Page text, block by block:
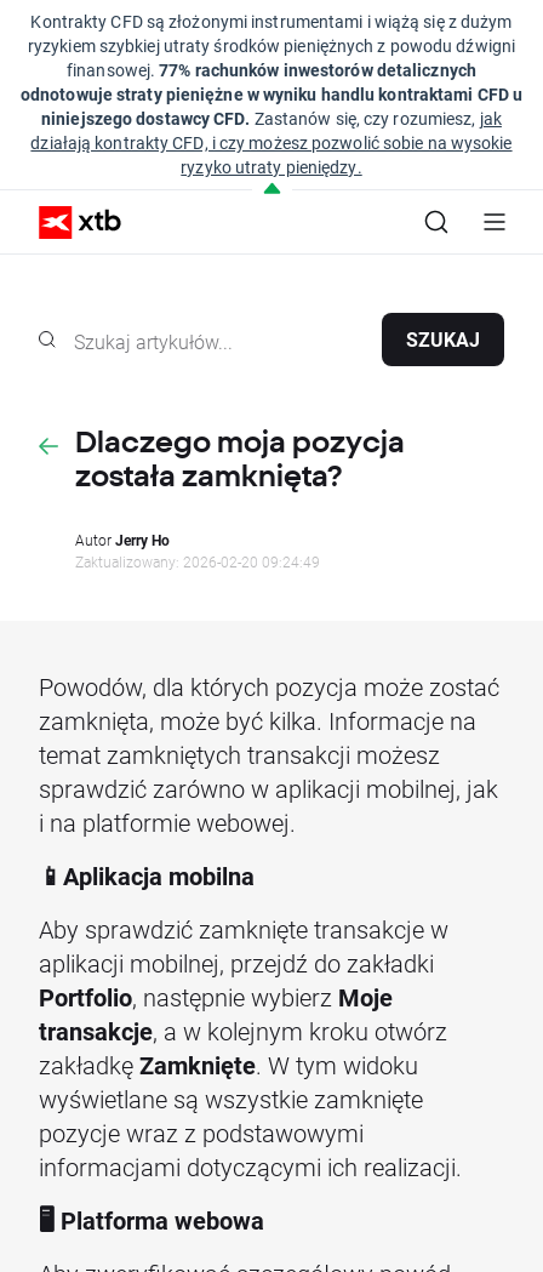
Kontrakty CFD są złożonymi instrumentami i wiążą się z dużym
ryzykiem szybkiej utraty środków pieniężnych z powodu dźwigni
finansowej.77% rachunków inwestorów detalicznych
odnotowuje straty pieniężne w wyniku handlu kontraktami CFD u
niniejszego dostawcy CFD. Zastanów się, czy rozumiesz, jak
działają kontrakty CFD, i czy możesz pozwolić sobie na wysokie
ryzyko utraty pieniędzy.
SZUKAJ
Dlaczego moja pozycja
została zamknięta?
AutorJerry Ho
Zaktualizowany: 2026-02-20 09:24:49
Powodów, dla których pozycja może zostać
zamknięta, może być kilka. Informacje na
temat zamkniętych transakcji możesz
sprawdzić zarówno w aplikacji mobilnej, jak
i na platformie webowej.
📱Aplikacja mobilna
Aby sprawdzić zamknięte transakcje w
aplikacji mobilnej, przejdź do zakładki
Portfolio, następnie wybierz Moje
transakcje, a w kolejnym kroku otwórz
zakładkęZamknięte. W tym widoku
wyświetlane są wszystkie zamknięte
pozycje wraz z podstawowymi
informacjami dotyczącymi ich realizacji.
🖥️ Platforma webowa